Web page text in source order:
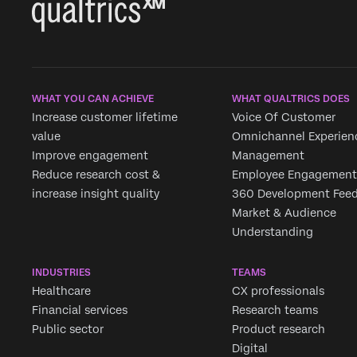
WHAT YOU CAN ACHIEVE
Increase customer lifetime
value
Improve engagement
Reduce research cost &
increase insight quality
WHAT QUALTRICS DOES
Voice Of Customer
Omnichannel
Management
Employee Engagement
360 Development
Market & Audience
Understanding
INDUSTRIES
Healthcare
Financial services
Public sector
TEAMS
CX professionals
Research teams
Product research
Digital